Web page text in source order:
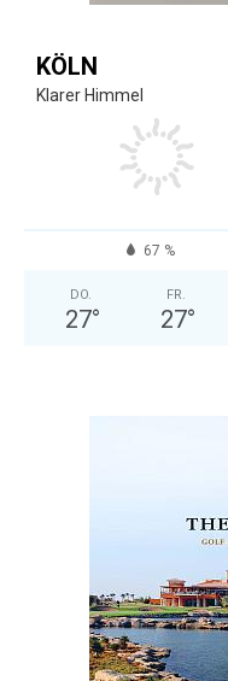
KÖLN
Klarer Himmel
67 %
DO.
27°
FR.
27°